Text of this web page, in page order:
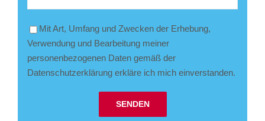
Mit Art, Umfang und Zwecken der Erhebung,
Verwendung und Bearbeitung meiner
personenbezogenen Daten gemäß der
Datenschutzerklärung erkläre ich mich einverstanden.